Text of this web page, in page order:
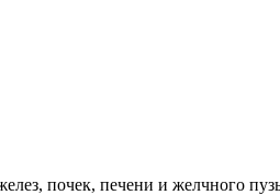
почек, печени и желчного